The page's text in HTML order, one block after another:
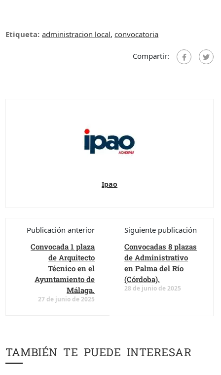
Etiqueta: administracion local,convocatoria
Compartir:
Ipao
Publicación anterior
Convocada 1 plaza
de Arquitecto
Técnico en el
Ayuntamiento de
Málaga.
27 de junio de 2025
Siguiente publicación
Convocadas 8 plazas
de Administrativo
en Palma del Río
(Córdoba).
28 de junio de 2025
TAMBIÉN TE PUEDE INTERESAR